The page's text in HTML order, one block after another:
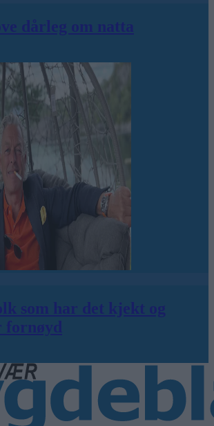
dårleg om natta
som har det kjekt og
fornøyd